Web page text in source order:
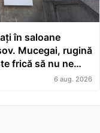
în saloane
Mucegai, rugină
frică să nu ne
6 aug. 2026